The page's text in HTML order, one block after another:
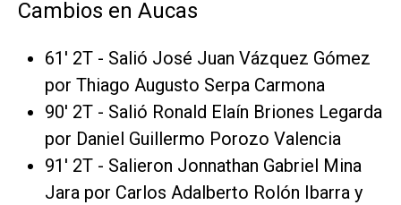
Cambios en Aucas
61' 2T - Salió José Juan Vázquez Gómez
por Thiago Augusto Serpa Carmona
90' 2T - Salió Ronald Elaín Briones Legarda
por Daniel Guillermo Porozo Valencia
91' 2T - Salieron Jonnathan Gabriel Mina
Jara por Carlos Adalberto Rolón Ibarra y